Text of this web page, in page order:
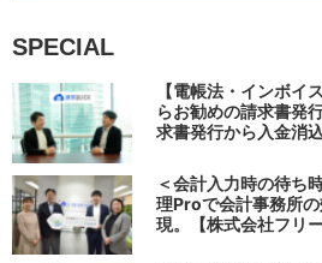
SPECIAL
【電帳法・インボイ
らお勧めの請求書発
求書発行から入金消
＜会計入力時の待ち
理Proで会計事務所
現。【株式会社フリ